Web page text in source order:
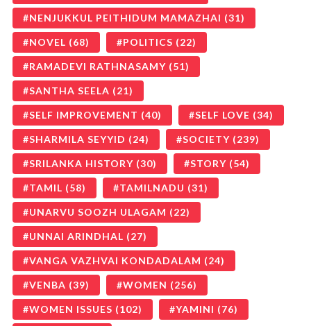
NENJUKKUL PEITHIDUM MAMAZHAI (31)
NOVEL (68) POLITICS (22)
RAMADEVI RATHNASAMY (51)
SANTHA SEELA (21)
SELF IMPROVEMENT (40) SELF LOVE (34)
SHARMILA SEYYID (24) SOCIETY (239)
SRILANKA HISTORY (30) STORY (54)
TAMIL (58) TAMILNADU (31)
UNARVU SOOZH ULAGAM (22)
UNNAI ARINDHAL (27)
VANGA VAZHVAI KONDADALAM (24)
VENBA (39) WOMEN (256)
WOMEN ISSUES (102) YAMINI (76)